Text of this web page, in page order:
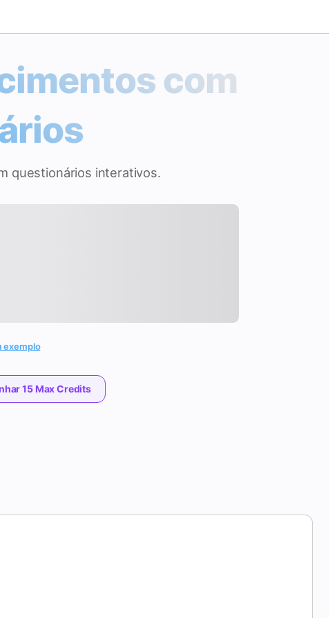
com
questionários interativos.
exemplo
15 Max Credits